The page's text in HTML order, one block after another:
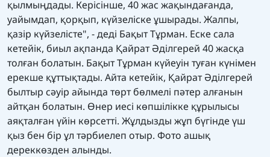
қылмыңдады. Керісінше, 40 жас жақындағанда,
уайымдап, қорқып, күйзеліске ұшырады. Жалпы,
қазір күйзелісте", - деді Бақыт Тұрман. Еске сала
кетейік, биыл ақпанда Қайрат Әділгерей 40 жасқа
толған болатын. Бақыт Тұрман күйеуін туған күнімен
ерекше құттықтады. Айта кетейік, Қайрат Әділгерей
былтыр сәуір айында төрт бөлмелі пәтер алғанын
айтқан болатын. Өнер иесі көпшілікке құрылысы
аяқталған үйін көрсетті. Жұлдызды жұп бүгінде үш
қыз бен бір ұл тәрбиелеп отыр. Фото ашық
дереккөзден алынды.